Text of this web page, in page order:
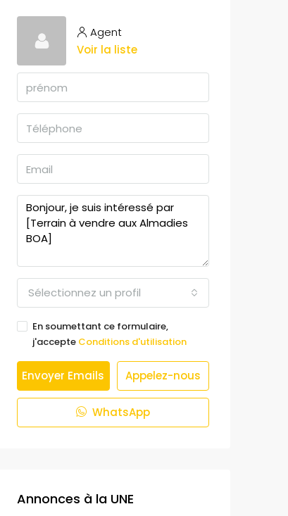
Agent
Voir la liste
Sélectionnez un profil
En soumettant ce formulaire,
j'accepte Conditions d'utilisation
Envoyer Emails Appelez-nous
WhatsApp
Annonces à la UNE